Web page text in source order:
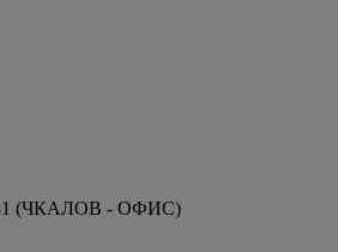
(ЧКАЛОВ - ОФИС)